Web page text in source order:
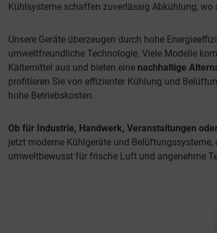
Kühlsysteme schaffen zuverlässig Abkühlung, wo
Unsere Geräte überzeugen durch hohe
umweltfreundliche Technologie. Viele Modelle
Kältemittel aus und bieten eine nachhaltige
profitieren Sie von effizienter Kühlung und
hohe Betriebskosten.
Ob für Industrie, Handwerk, Veranstaltungen
jetzt moderne Kühlgeräte und
umweltbewusst für frische Luft und angenehme